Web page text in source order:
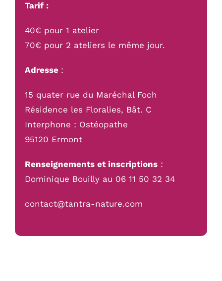
Tarif :
40€ pour 1 atelier
70€ pour 2 ateliers le même jour.
Adresse :
15 quater rue du Maréchal Foch
Résidence les Floralies, Bât. C
Interphone : Ostéopathe
95120 Ermont
Renseignements et inscriptions:
Dominique Bouilly au 06 11 50 32 34
contact@tantra-nature.com